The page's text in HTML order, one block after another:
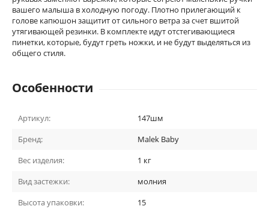
вашего малыша в холодную погоду. Плотно прилегающий к
голове капюшон защитит от сильного ветра за счет вшитой
утягивающей резинки. В комплекте идут отстегивающиеся
пинетки, которые, будут греть ножки, и не будут выделяться из
общего стиля.
Особенности
Артикул:
147шм
Бренд:
Malek Baby
Вес изделия:
1 кг
Вид застежки:
молния
Высота упаковки:
15